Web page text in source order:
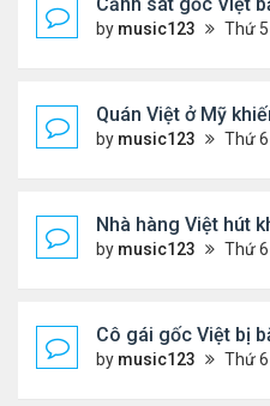
by music123 Thứ 5 Tháng 11 13, 2025 2:21 pm
Quán Việt ở Mỹ
by music123 Thứ 6 Tháng 11 07, 2025 7:42 pm
Nhà hàng Việt hút
by music123 Thứ 6 Tháng 11 07, 2025 7:38 pm
Cô gái gốc Việt bị
by music123 Thứ 6 Tháng 11 07, 2025 7:33 pm